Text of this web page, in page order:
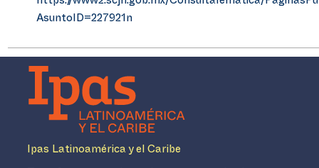
https://www2.scjn.gob.mx/ConsultaTematica/
AsuntoID=227921n
Ipas Latinoamérica y el Caribe